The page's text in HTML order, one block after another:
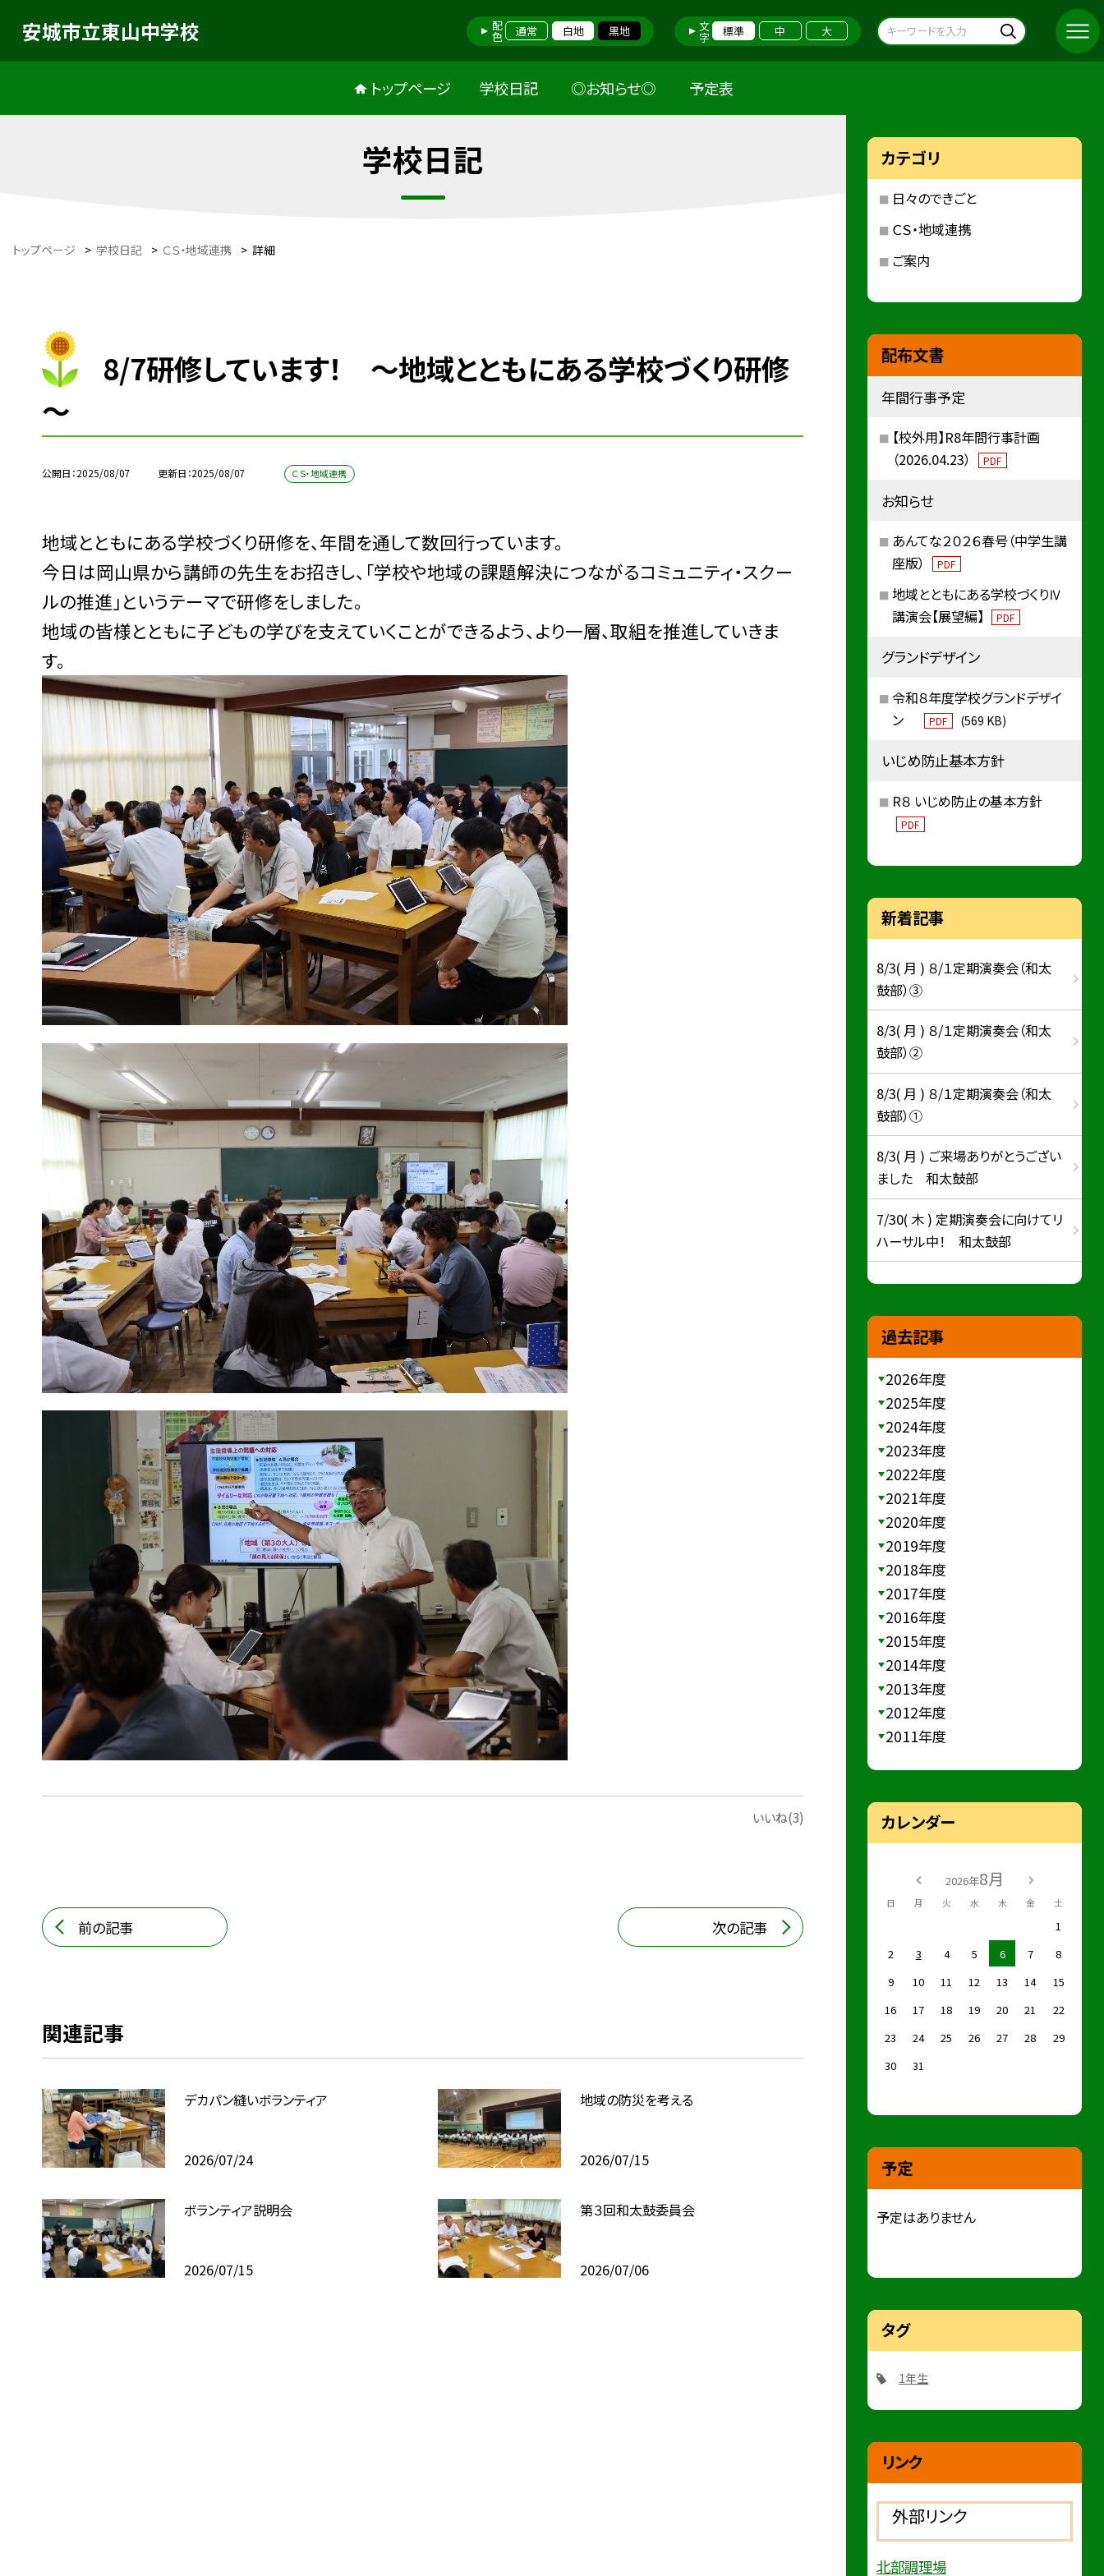
安城市立東山中学校 配色 通常 白地 黒地 文字 標準 中 大
トップページ 学校日記 ◎お知らせ◎ 予定表
学校日記
トップページ > 学校日記 > ＣＳ・地域連携 > 詳細
8/7研修しています！ ～地域とともにある学校づくり研修
～
公開日 2025/08/07 更新日 2025/08/07 ＣＳ・地域連携
地域とともにある学校づくり研修を、年間を通して数回行っています。
今日は岡山県から講師の先生をお招きし、「学校や地域の課題解決につながるコミュニティ・スクー
ルの推進」というテーマで研修をしました。
地域の皆様とともに子どもの学びを支えていくことができるよう、より一層、取組を推進していきま
す。
いいね(3)
前の記事 次の記事
関連記事
デカパン縫いボランティア
2026/07/24
地域の防災を考える
2026/07/15
ボランティア説明会
2026/07/15
第３回和太鼓委員会
2026/07/06
カテゴリ
日々のできごと
ＣＳ・地域連携
ご案内
配布文書
年間行事予定
【校外用】R8年間行事計画
（2026.04.23）
PDF
お知らせ
あんてな２０２６春号（中学生講
座版）
PDF
地域とともにある学校づくりⅣ
講演会【展望編】
PDF
グランドデザイン
令和８年度学校グランドデザイ
ン
PDF (569 KB)
いじめ防止基本方針
R８ いじめ防止の基本方針
PDF
新着記事
8/3( 月 ) ８/１定期演奏会（和太
鼓部）③
8/3( 月 ) ８/１定期演奏会（和太
鼓部）②
8/3( 月 ) ８/１定期演奏会（和太
鼓部）①
8/3( 月 ) ご来場ありがとうござい
ました 和太鼓部
7/30( 木 ) 定期演奏会に向けてリ
ハーサル中！ 和太鼓部
過去記事
2026年度
2025年度
2024年度
2023年度
2022年度
2021年度
2020年度
2019年度
2018年度
2017年度
2016年度
2015年度
2014年度
2013年度
2012年度
2011年度
カレンダー
2026年8月
日 月 火 水 木 金 土
1
2
3 4 5 6 7
8
9
10 11 12 13 14
15
16
17 18 19 20 21
22
23
24 25 26 27 28
29
30
31
予定
予定はありません
タグ
1年生
リンク
外部リンク
北部調理場